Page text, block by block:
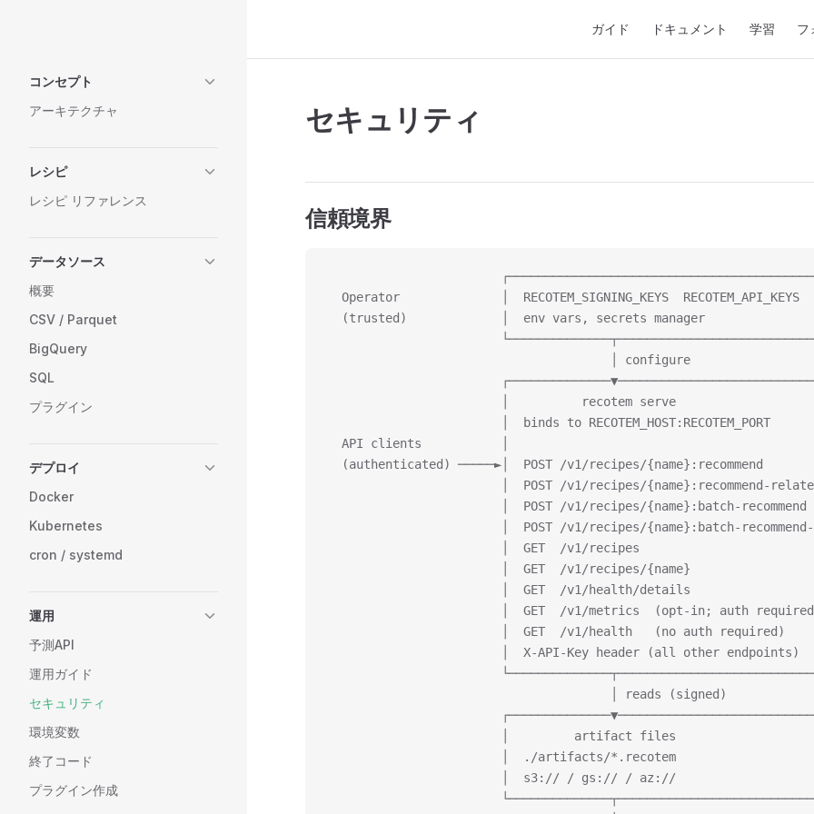
ガイド ドキュメント 学習 フ
コンセプト
アーキテクチャ
レシピ
レシピ リファレンス
データソース
概要
CSV / Parquet
BigQuery
SQL
プラグイン
デプロイ
Docker
Kubernetes
cron / systemd
運用
予測API
運用ガイド
セキュリティ
環境変数
終了コード
プラグイン作成
セキュリティ
信頼境界
Operator              │  RECOTEM_SIGNING_KEYS  RECOTEM_API_KEYS
(trusted)             │  env vars, secrets manager
                                       │ configure
│          recotem serve
│  binds to RECOTEM_HOST:RECOTEM_PORT
API clients           │
(authenticated) ─────►│  POST /v1/recipes/{name}:recommend
│  POST /v1/recipes/{name}:recommend-
│  POST /v1/recipes/{name}:batch-recommend
│  POST /v1/recipes/{name}:batch-recommend-
│  GET  /v1/recipes
│  GET  /v1/recipes/{name}
│  GET  /v1/health/details
│  GET  /v1/metrics  (opt-in; auth
│  GET  /v1/health   (no auth required)
│  X-API-Key header (all other endpoints)
                                       │ reads (signed)
│         artifact files
│  ./artifacts/*.recotem
│  s3:// / gs:// / az://